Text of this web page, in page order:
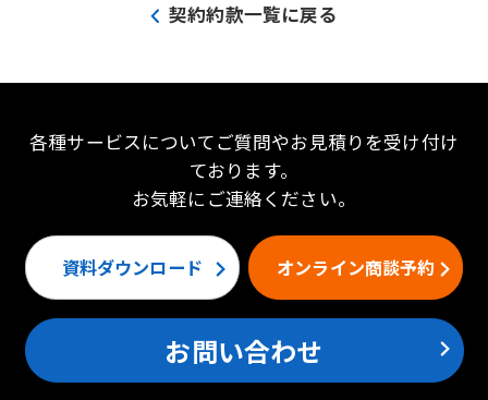
契約約款一覧に戻る
各種サービスについてご質問やお見積りを受け付け
ております。
お気軽にご連絡ください。
資料ダウンロード オンライン商談予約
お問い合わせ